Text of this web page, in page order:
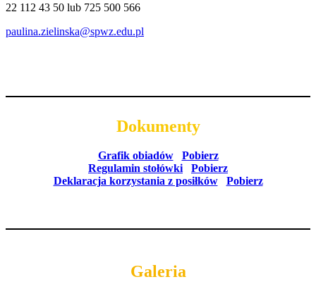
22 112 43 50 lub 725 500 566
paulina.zielinska@spwz.edu.pl
Dokumenty
Grafik obiadów
Pobierz
Regulamin stołówki
Pobierz
Deklaracja korzystania z posiłków
Pobierz
Galeria